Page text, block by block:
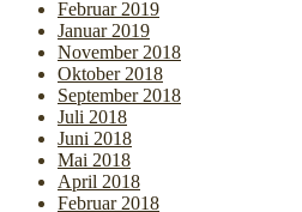
Februar 2019
Januar 2019
November 2018
Oktober 2018
September 2018
Juli 2018
Juni 2018
Mai 2018
April 2018
Februar 2018